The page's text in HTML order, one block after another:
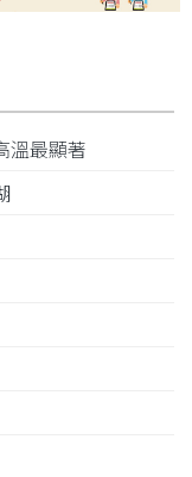
溫最顯著